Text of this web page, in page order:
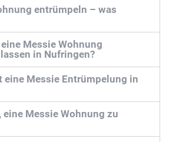
entrümpeln – was
Messie Wohnung
in Nufringen?
eine Messie Entrümpelung in
eine Messie Wohnung zu